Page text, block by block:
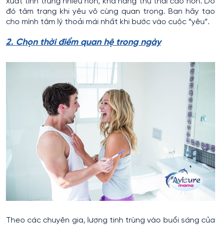
đó tâm trạng khi yêu vô cùng quan trọng. Bạn hãy tạo
cho mình tâm lý thoải mái nhất khi bước vào cuộc “yêu”.
2. Chọn thời điểm quan hệ trong ngày
Theo các chuyên gia, lượng tinh trùng vào buổi sáng của